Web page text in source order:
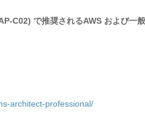
で推奨されるAWS および一般
architect-professional/